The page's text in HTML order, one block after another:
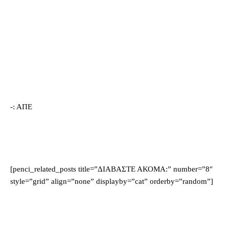
-: AΠΕ
[penci_related_posts title=”ΔΙΑΒΑΣΤΕ ΑΚΟΜΑ:” number=”8″
style=”grid” align=”none” displayby=”cat” orderby=”random”]